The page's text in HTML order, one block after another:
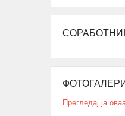
4.
20
Прегледај ја